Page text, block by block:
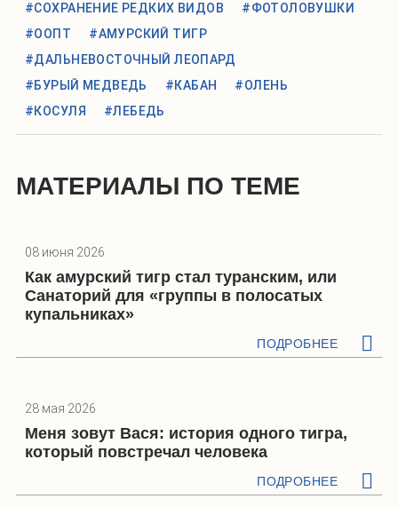
#СОХРАНЕНИЕ РЕДКИХ ВИДОВ
#ФОТОЛОВУШКИ
#ООПТ
#АМУРСКИЙ ТИГР
#ДАЛЬНЕВОСТОЧНЫЙ ЛЕОПАРД
#БУРЫЙ МЕДВЕДЬ
#КАБАН
#ОЛЕНЬ
#КОСУЛЯ
#ЛЕБЕДЬ
МАТЕРИАЛЫ ПО ТЕМЕ
08 июня 2026
Как амурский тигр стал туранским, или
Санаторий для «группы в полосатых
купальниках»
ПОДРОБНЕЕ
28 мая 2026
Меня зовут Вася: история одного тигра,
который повстречал человека
ПОДРОБНЕЕ